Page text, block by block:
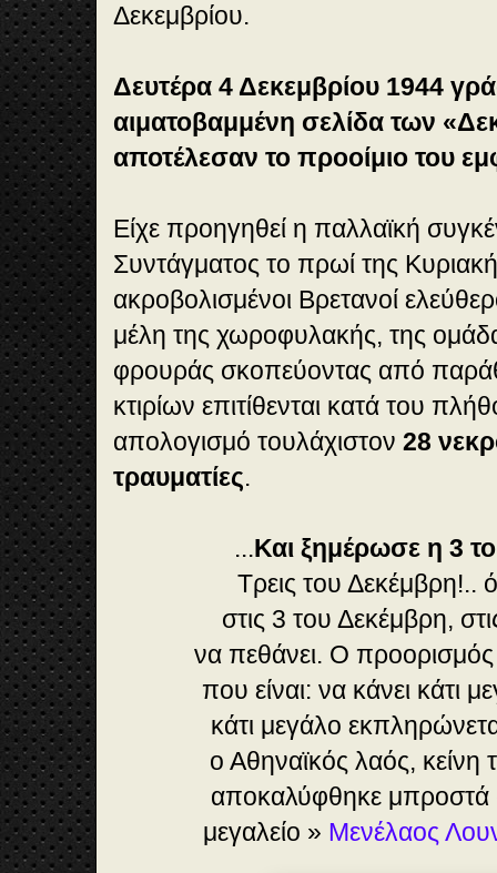
Δεκεμβρίου.
Δευτέρα 4 Δεκεμβρίου 1944
αιματοβαμμένη σελίδα των
αποτέλεσαν το προοίμιο του
Είχε προηγηθεί η παλλαϊκή
Συντάγματος το πρωί της
ακροβολισμένοι Βρετανοί
μέλη της χωροφυλακής, της
φρουράς σκοπεύοντας από
κτιρίων επιτίθενται κατά του
απολογισμό τουλάχιστον 28
τραυματίες.
...Και ξημέρωσε η 3
Τρεις του Δεκέμβρη!..
στις 3 του Δεκέμβρη,
να πεθάνει. Ο
που είναι: να κάνει κάτι
κάτι μεγάλο
ο Αθηναϊκός λαός,
αποκαλύφθηκε μπροστά
μεγαλείο » Μενέλαος